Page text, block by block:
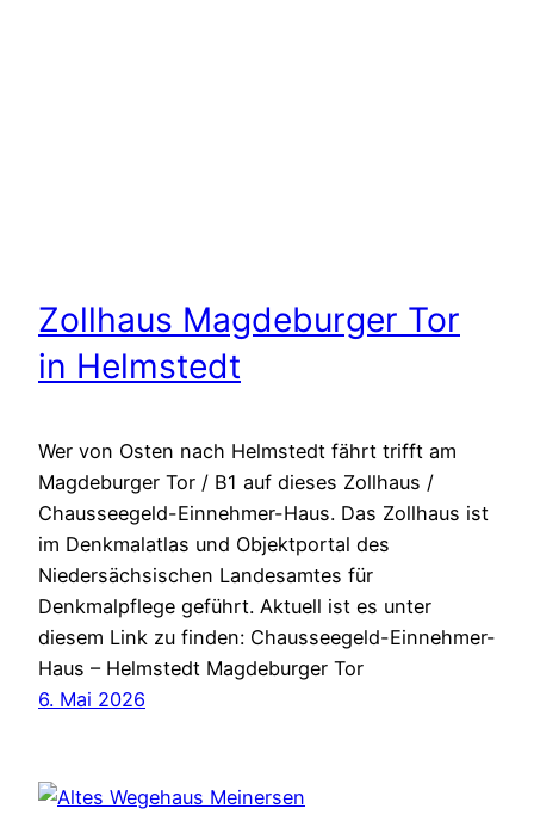
Zollhaus Magdeburger Tor
in Helmstedt
Wer von Osten nach Helmstedt fährt trifft am
Magdeburger Tor / B1 auf dieses Zollhaus /
Chausseegeld-Einnehmer-Haus. Das Zollhaus ist
im Denkmalatlas und Objektportal des
Niedersächsischen Landesamtes für
Denkmalpflege geführt. Aktuell ist es unter
diesem Link zu finden: Chausseegeld-Einnehmer-
Haus – Helmstedt Magdeburger Tor
6. Mai 2026